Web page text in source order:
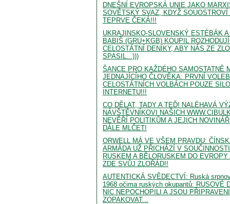
DNEŠNÍ EVROPSKÁ UNIE JAKO
SOVĚTSKÝ SVAZ, KDYŽ SOUOSTROVÍ
TEPRVE ČEKÁ!!!
UKRAJINSKO-SLOVENSKÝ ESTÉBÁK
BABIŠ (GRU+KGB) KOUPIL
CELOSTÁTNÍ DENÍKY, ABY NÁS ZE
SPASIL...)))
ŠANCE PRO KAŽDÉHO SAMOSTATNĚ
JEDNAJÍCÍHO ČLOVĚKA: PRVNÍ
CELOSTÁTNÍCH VOLBÁCH POUZE
INTERNETU!!!
CO DĚLAT, TADY A TEĎ! NALÉHAVÁ
NÁVŠTĚVNÍKOVI NAŠICH
NEVĚŘÍ POLITIKŮM A JEJICH
DÁLE MLČET!
ORWELL MÁ VE VŠEM PRAVDU:
ARMÁDA UŽ PŘICHÁZÍ V
RUSKEM A BĚLORUSKEM DO
ZDE SVŮJ ZLOŘÁD!!
AUTENTICKÁ SVĚDECTVÍ: Ruská
1968 očima ruských okupantů: RUSOVÉ
NIC NEPOCHOPILI A JSOU
ZOPAKOVAT...